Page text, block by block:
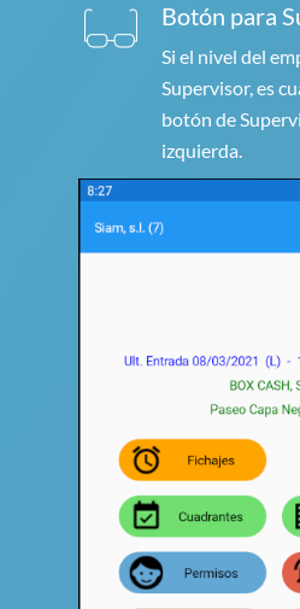
Botón para
Si el nivel del
Supervisor, es
botón de
izquierda.